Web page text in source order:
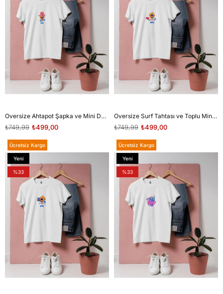
Oversize Ahtapot Şapka ve Mini Dalgıç tasarım unisex T-shirt
₺499,00
₺749,99
Oversize Surf Tahtası ve Toplu Mini Dalgıç tasarım unisex T-shirt
₺499,00
₺749,99
Ücretsiz Kargo
Yeni
Ürün
%33
Ücretsiz Kargo
Yeni
Ürün
%33